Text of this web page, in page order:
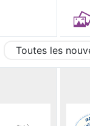
Toutes les